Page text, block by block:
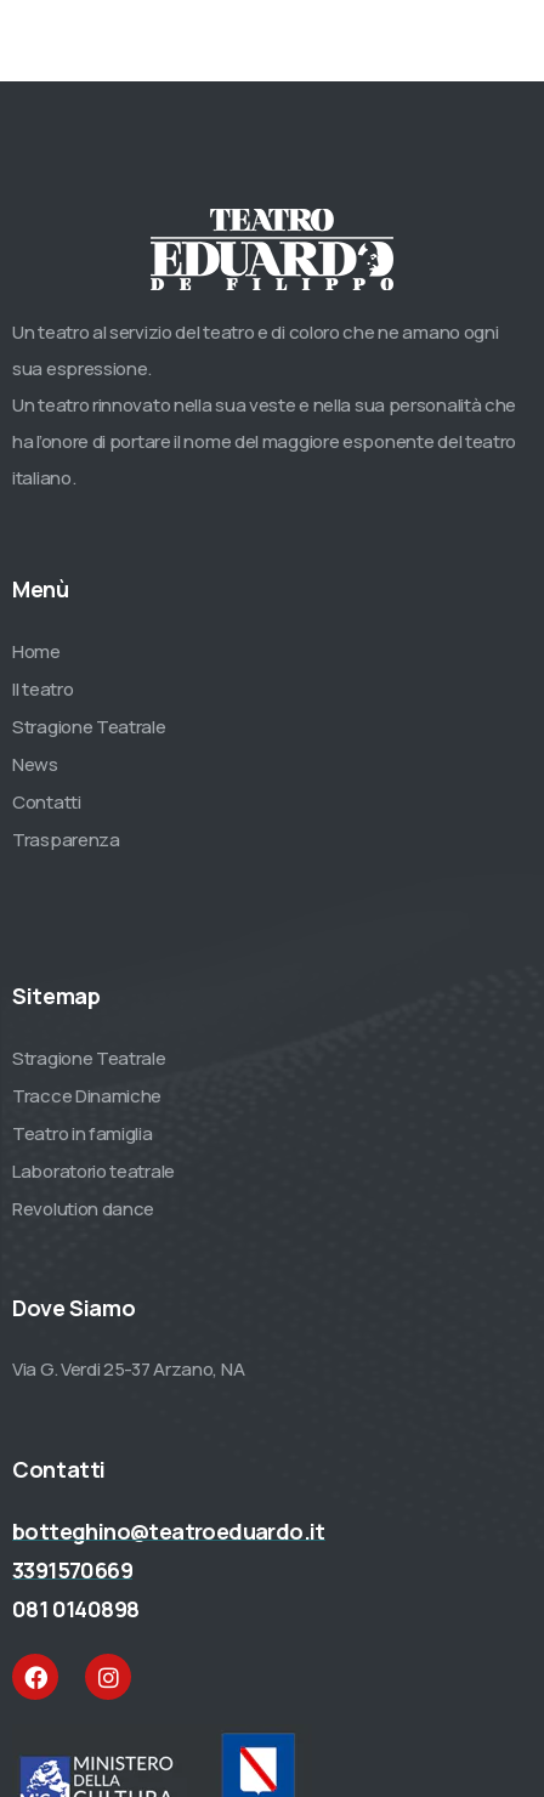
Un teatro al servizio del teatro e di coloro che ne amano ogni
sua espressione.
Un teatro rinnovato nella sua veste e nella sua personalità che
ha l’onore di portare il nome del maggiore esponente del teatro
italiano.
Menù
Home
Il teatro
Stragione Teatrale
News
Contatti
Trasparenza
Sitemap
Stragione Teatrale
Tracce Dinamiche
Teatro in famiglia
Laboratorio teatrale
Revolution dance
Dove Siamo
Via G. Verdi 25-37 Arzano, NA
Contatti
botteghino@teatroeduardo.it
3391570669
081 0140898